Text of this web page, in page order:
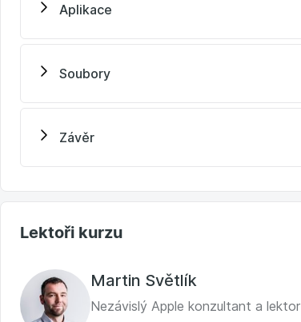
Aplikace
Soubory
Závěr
Lektoři kurzu
Martin Světlík
Nezávislý Apple konzultant a lektor